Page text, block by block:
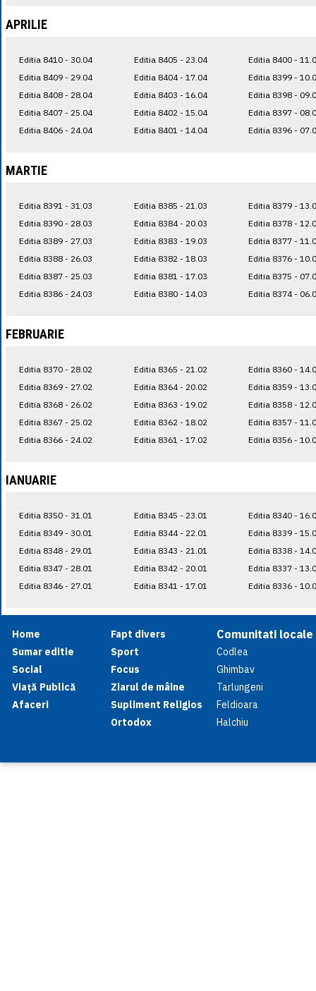
APRILIE
Editia 8410 - 30.04
Editia 8409 - 29.04
Editia 8408 - 28.04
Editia 8407 - 25.04
Editia 8406 - 24.04
Editia 8405 - 23.04
Editia 8404 - 17.04
Editia 8403 - 16.04
Editia 8402 - 15.04
Editia 8401 - 14.04
Editia 8400 -
Editia 8399 -
Editia 8398 -
Editia 8397 -
Editia 8396 -
MARTIE
Editia 8391 - 31.03
Editia 8390 - 28.03
Editia 8389 - 27.03
Editia 8388 - 26.03
Editia 8387 - 25.03
Editia 8386 - 24.03
Editia 8385 - 21.03
Editia 8384 - 20.03
Editia 8383 - 19.03
Editia 8382 - 18.03
Editia 8381 - 17.03
Editia 8380 - 14.03
Editia 8379 -
Editia 8378 -
Editia 8377 -
Editia 8376 -
Editia 8375 -
Editia 8374 -
FEBRUARIE
Editia 8370 - 28.02
Editia 8369 - 27.02
Editia 8368 - 26.02
Editia 8367 - 25.02
Editia 8366 - 24.02
Editia 8365 - 21.02
Editia 8364 - 20.02
Editia 8363 - 19.02
Editia 8362 - 18.02
Editia 8361 - 17.02
Editia 8360 -
Editia 8359 -
Editia 8358 -
Editia 8357 -
Editia 8356 -
IANUARIE
Editia 8350 - 31.01
Editia 8349 - 30.01
Editia 8348 - 29.01
Editia 8347 - 28.01
Editia 8346 - 27.01
Editia 8345 - 23.01
Editia 8344 - 22.01
Editia 8343 - 21.01
Editia 8342 - 20.01
Editia 8341 - 17.01
Editia 8340 -
Editia 8339 -
Editia 8338 -
Editia 8337 -
Editia 8336 -
Home
Sumar editie
Social
Viață Publică
Afaceri
Fapt divers
Sport
Focus
Ziarul de mâine
Supliment Religios
Ortodox
Comunitati locale
Codlea
Ghimbav
Tarlungeni
Feldioara
Halchiu